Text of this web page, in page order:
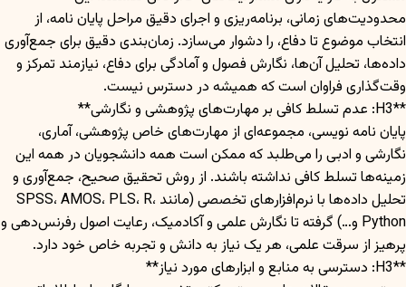
محدودیت‌های زمانی، برنامه‌ریزی و اجرای دقیق مراحل پایان نامه، از
انتخاب موضوع تا دفاع، را دشوار می‌سازد. زمان‌بندی دقیق برای جمع‌آوری
داده‌ها، تحلیل آن‌ها، نگارش فصول و آمادگی برای دفاع، نیازمند تمرکز و
وقت‌گذاری فراوان است که همیشه در دسترس نیست.
**H3: عدم تسلط کافی بر مهارت‌های پژوهشی و نگارشی**
پایان نامه نویسی، مجموعه‌ای از مهارت‌های خاص پژوهشی، آماری،
نگارشی و ادبی را می‌طلبد که ممکن است همه دانشجویان در همه این
زمینه‌ها تسلط کافی نداشته باشند. از روش تحقیق صحیح، جمع‌آوری و
تحلیل داده‌ها با نرم‌افزارهای تخصصی (مانند SPSS، AMOS، PLS، R،
Python و…) گرفته تا نگارش علمی و آکادمیک، رعایت اصول رفرنس‌دهی و
پرهیز از سرقت علمی، هر یک نیاز به دانش و تجربه خاص خود دارد.
**H3: دسترسی به منابع و ابزارهای مورد نیاز**